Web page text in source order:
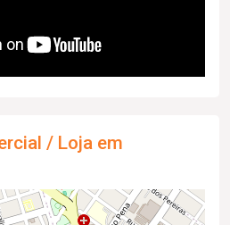
/ Loja em